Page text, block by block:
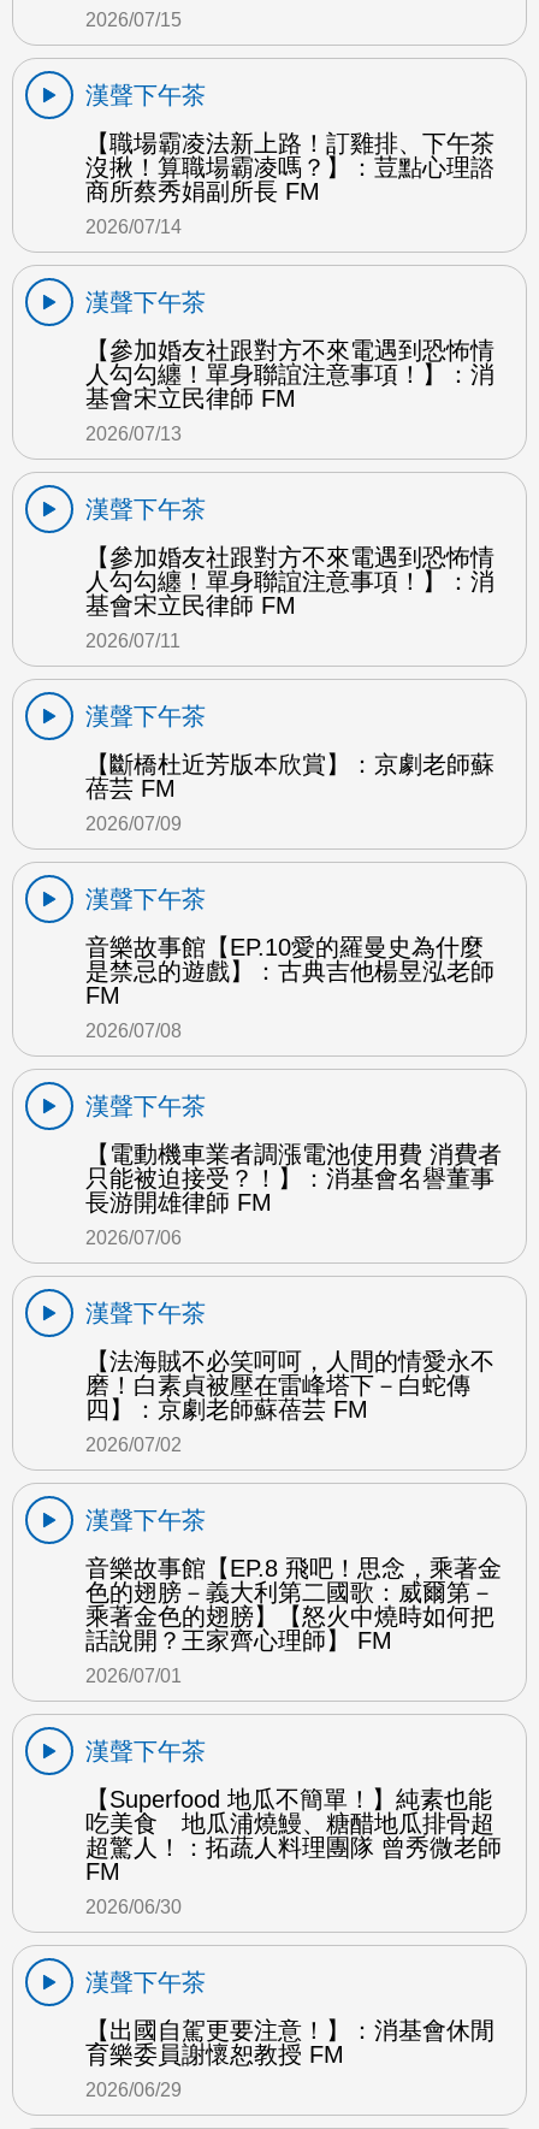
2026/07/15
漢聲下午茶
【職場霸凌法新上路！訂雞排、下午茶
沒揪！算職場霸凌嗎？】：荳點心理諮
商所蔡秀娟副所長 FM
2026/07/14
漢聲下午茶
【參加婚友社跟對方不來電遇到恐怖情
人勾勾纏！單身聯誼注意事項！】：消
基會宋立民律師 FM
2026/07/13
漢聲下午茶
【參加婚友社跟對方不來電遇到恐怖情
人勾勾纏！單身聯誼注意事項！】：消
基會宋立民律師 FM
2026/07/11
漢聲下午茶
【斷橋杜近芳版本欣賞】：京劇老師蘇
蓓芸 FM
2026/07/09
漢聲下午茶
音樂故事館【EP.10愛的羅曼史為什麼
是禁忌的遊戲】：古典吉他楊昱泓老師
FM
2026/07/08
漢聲下午茶
【電動機車業者調漲電池使用費 消費者
只能被迫接受？！】：消基會名譽董事
長游開雄律師 FM
2026/07/06
漢聲下午茶
【法海賊不必笑呵呵，人間的情愛永不
磨！白素貞被壓在雷峰塔下－白蛇傳
四】：京劇老師蘇蓓芸 FM
2026/07/02
漢聲下午茶
音樂故事館【EP.8 飛吧！思念，乘著金
色的翅膀－義大利第二國歌：威爾第－
乘著金色的翅膀】【怒火中燒時如何把
話說開？王家齊心理師】 FM
2026/07/01
漢聲下午茶
【Superfood 地瓜不簡單！】純素也能
吃美食 地瓜浦燒鰻、糖醋地瓜排骨超
超驚人！：拓蔬人料理團隊 曾秀微老師
FM
2026/06/30
漢聲下午茶
【出國自駕更要注意！】：消基會休閒
育樂委員謝懷恕教授 FM
2026/06/29